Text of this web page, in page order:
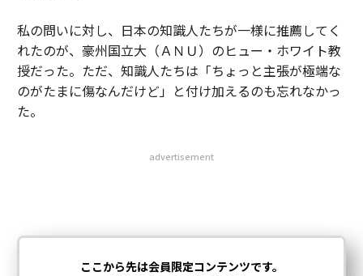
私の問いに対し、日本の知識人たちが一様に推薦してく
れたのが、豪州国立大（ＡＮＵ）のヒュー・ホワイト教
授だった。ただ、知識人たちは「ちょっと主張が極端な
のがたまに傷なんだけど」と付け加えるのも忘れなかっ
た。
advertisement